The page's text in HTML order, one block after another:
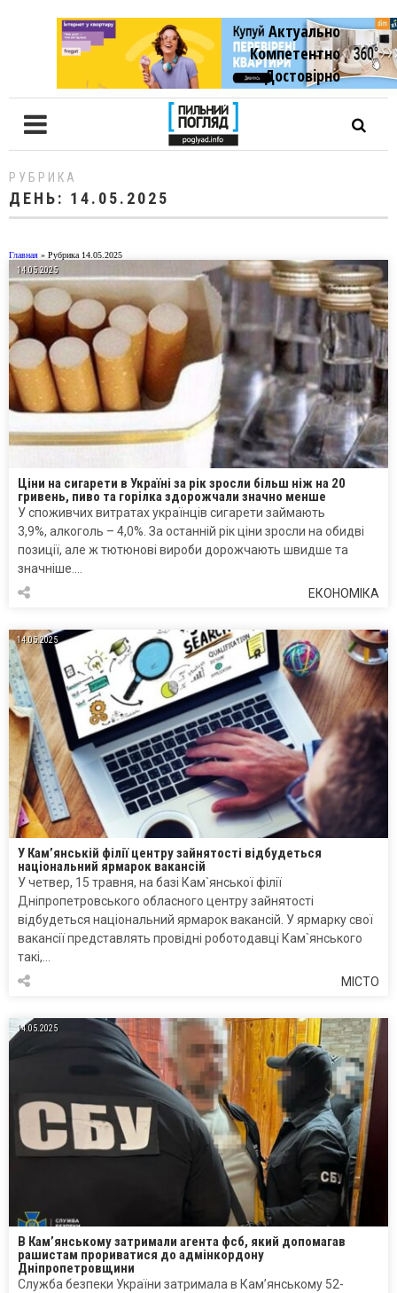
Актуально
Компетентно
Достовiрно
РУБРИКА
ДЕНЬ: 14.05.2025
Главная » Рубрика 14.05.2025
14.05.2025
Ціни на сигарети в Україні за рік зросли більш ніж на 20
гривень, пиво та горілка здорожчали значно менше
У споживчих витратах українців сигарети займають
3,9%, алкоголь – 4,0%. За останній рік ціни зросли на обидві
позиції, але ж тютюнові вироби дорожчають швидше та
значніше….
ЕКОНОМІКА
14.05.2025
У Кам’янській філії центру зайнятості відбудеться
національний ярмарок вакансій
У четвер, 15 травня, на базі Кам`янської філії
Дніпропетровського обласного центру зайнятості
відбудеться національний ярмарок вакансій. У ярмарку свої
вакансії представлять провідні роботодавці Кам`янського
такі,…
МІСТО
14.05.2025
В Кам’янському затримали агента фсб, який допомагав
рашистам прориватися до адмінкордону
Дніпропетровщини
Служба безпеки України затримала в Кам’янському 52-